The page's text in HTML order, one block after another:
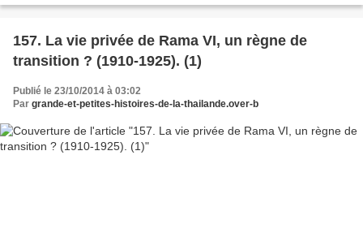
157. La vie privée de Rama VI, un règne de
transition ? (1910-1925). (1)
Publié le 23/10/2014 à 03:02
Par grande-et-petites-histoires-de-la-thailande.over-b